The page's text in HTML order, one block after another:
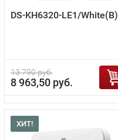
DS-KH6320-LE1/White(B)
13 790 руб.
8 963,50 руб.
ХИТ!